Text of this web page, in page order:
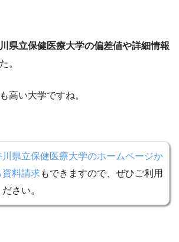
県立保健医療大学の偏差値や詳細情報
。
高い大学ですね。
川県立保健医療大学のホームページか
資料請求もできますので、ぜひご利用
ださい。